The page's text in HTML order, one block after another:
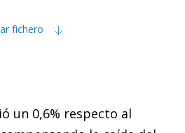
fichero
un 0,6% respecto al